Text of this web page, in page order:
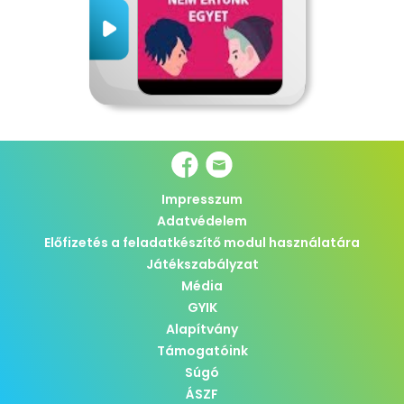
Impresszum
Adatvédelem
Előfizetés a feladatkészítő modul használatára
Játékszabályzat
Média
GYIK
Alapítvány
Támogatóink
Súgó
ÁSZF